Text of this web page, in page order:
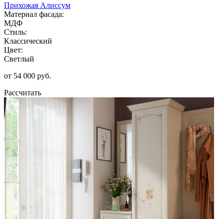
Прихожая Алиссум
Материал фасада:
МДФ
Стиль:
Классический
Цвет:
Светлый
от 54 000 руб.
Рассчитать